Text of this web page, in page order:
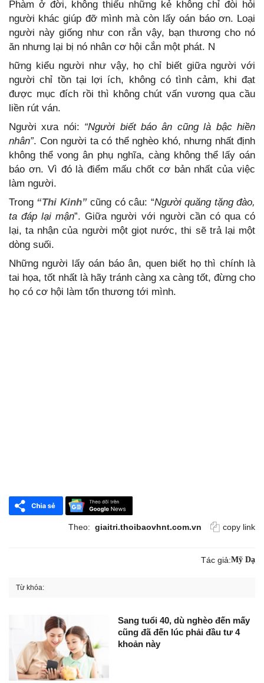
Phàm ở đời, không thiếu những kẻ không chỉ đòi hỏi
người khác giúp đỡ mình mà còn lấy oán báo ơn. Loại
người này giống như con rắn vậy, bạn thương cho nó
ăn nhưng lại bị nó nhân cơ hội cắn một phát. N
hững kiểu người như vậy, họ chỉ biết giữa người với
người chỉ tồn tại lợi ích, không có tình cảm, khi đạt
được mục đích rồi thì không chút vấn vương qua cầu
liền rút ván.
Người xưa nói: “Người biết báo ân cũng là bậc hiền
nhân”. Con người ta có thể nghèo khó, nhưng nhất định
không thể vong ân phụ nghĩa, càng không thể lấy oán
báo ơn. Vì đó là điểm mấu chốt cơ bản nhất của việc
làm người.
Trong “Thi Kinh” cũng có câu: “Người quăng tặng đào,
ta đáp lại mận”. Giữa người với người cần có qua có
lại, ta nhận của người một giọt nước, thi sẽ trả lại một
dòng suối.
Những người lấy oán báo ân, quen biết họ thì chính là
tai họa, tốt nhất là hãy tránh càng xa càng tốt, đừng cho
họ có cơ hội làm tổn thương tới mình.
Theo: giaitri.thoibaovhnt.com.vn copy link
Tác giả:Mỹ Dạ
Từ khóa:
Sang tuổi 40, dù nghèo đến mấy
cũng đã đến lúc phải đầu tư 4
khoản này